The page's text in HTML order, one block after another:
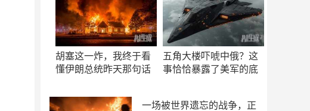
胡塞这一炸，我终于看
懂伊朗总统昨天那句话
五角大楼吓唬中俄？这
事恰恰暴露了美军的底
一场被世界遗忘的战争，正